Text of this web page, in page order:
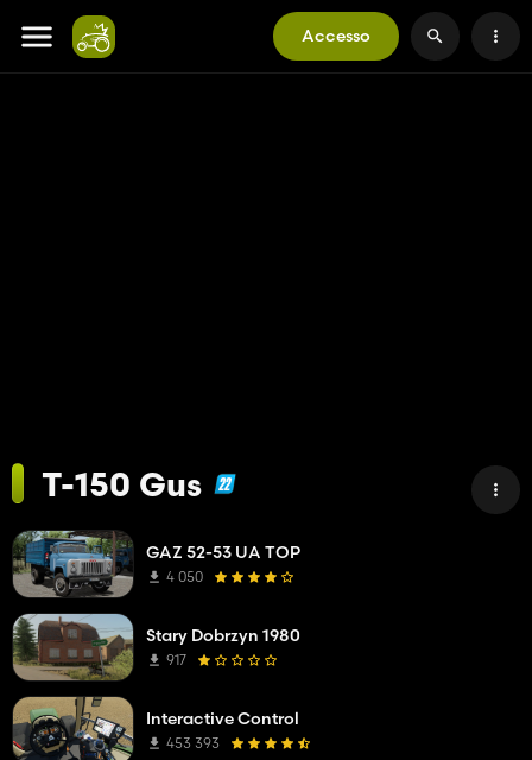
Accesso
T-150 Gus
GAZ 52-53 UA TOP
4 050
Stary Dobrzyn 1980
917
Interactive Control
453 393